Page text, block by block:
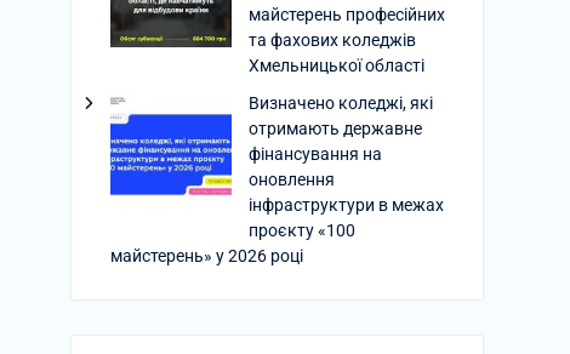
майстерень професійних
та фахових коледжів
Хмельницької області
Визначено коледжі, які
отримають державне
фінансування на
оновлення
інфраструктури в межах
проєкту «100
майстерень» у 2026 році